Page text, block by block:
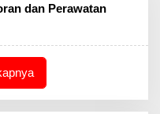
dan Perawatan